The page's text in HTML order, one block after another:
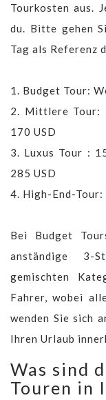
Tourkosten aus.
du. Bitte gehen
Tag als Referenz
1. Budget Tour:
2. Mittlere Tour:
170 USD
3. Luxus Tour :
285 USD
4. High-End-
Bei Budget
anständige 3-
gemischten
Fahrer, wobei
wenden Sie sich
Ihren Urlaub
Was sind
Touren in